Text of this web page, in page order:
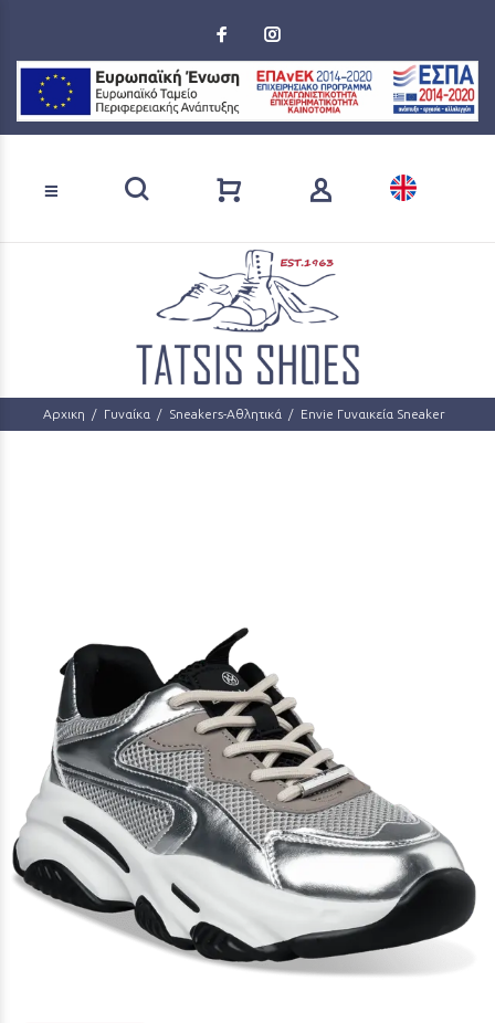
Αρχικη Γυναίκα Sneakers-Αθλητικά Envie Γυναικεία Sneaker